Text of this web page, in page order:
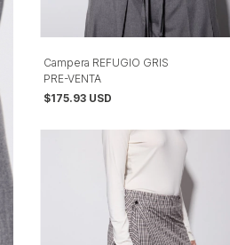
Campera REFUGIO GRIS
PRE-VENTA
$175.93 USD